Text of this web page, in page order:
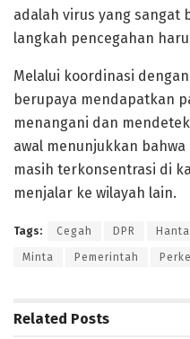
adalah virus yang sangat
langkah pencegahan
Melalui koordinasi
berupaya mendapatkan
menangani dan
awal menunjukkan
masih terkonsentrasi di
menjalar ke wilayah lain.
Tags: Cegah DPR
Minta Pemerintah
Related Posts